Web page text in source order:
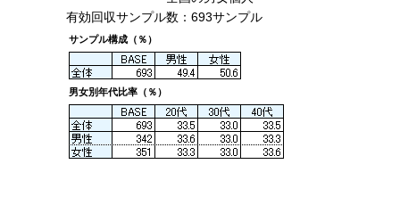
有効回収サンプル数：693サンプル
サンプル構成（％）
男女別年代比率（％）